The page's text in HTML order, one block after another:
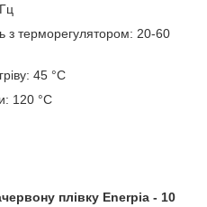
з терморегулятором: 20-60
45 °С
120 °С
плівку Enerpia - 10